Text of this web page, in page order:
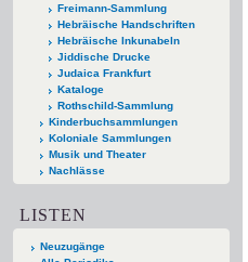
Freimann-Sammlung
Hebräische Handschriften
Hebräische Inkunabeln
Jiddische Drucke
Judaica Frankfurt
Kataloge
Rothschild-Sammlung
Kinderbuchsammlungen
Koloniale Sammlungen
Musik und Theater
Nachlässe
LISTEN
Neuzugänge